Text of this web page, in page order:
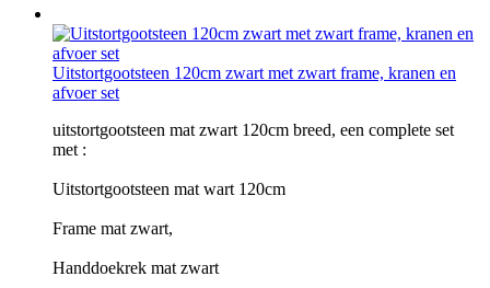
Uitstortgootsteen 120cm zwart met zwart frame, kranen en
afvoer set
uitstortgootsteen mat zwart 120cm breed, een complete set
met :
Uitstortgootsteen mat wart 120cm
Frame mat zwart,
Handdoekrek mat zwart